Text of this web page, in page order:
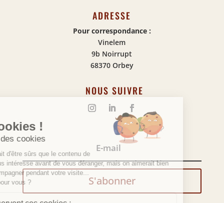
ADRESSE
Pour correspondance :
Vinelem
9b Noirrupt
68370 Orbey
NOUS SUIVRE
S'abonner